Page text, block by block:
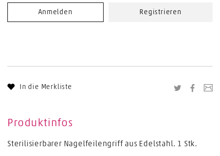
Anmelden Registrieren
In die Merkliste Twitter
Produktinfos
Sterilisierbarer Nagelfeilengriff aus Edelstahl. 1 Stk.